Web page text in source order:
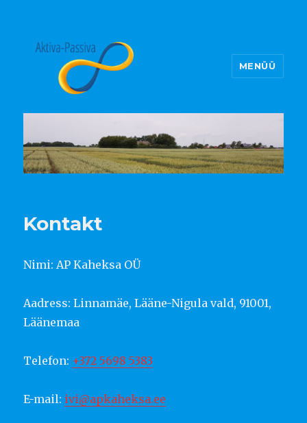
MENÜÜ
Kontakt
Nimi: AP Kaheksa OÜ
Aadress: Linnamäe, Lääne-Nigula vald, 91001,
Läänemaa
Telefon: +372 5698 5383
E-mail: ivi@apkaheksa.ee